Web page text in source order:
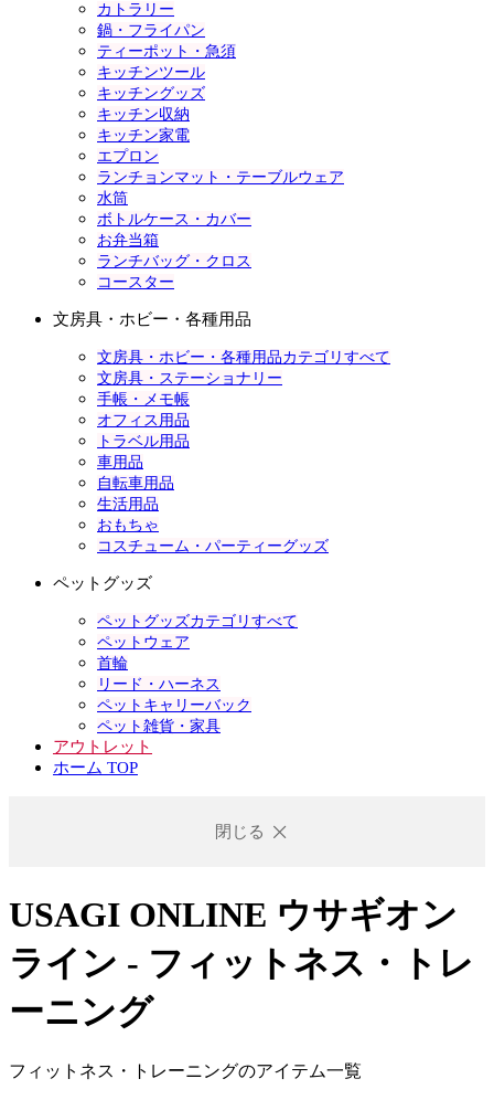
カトラリー
鍋・フライパン
ティーポット・急須
キッチンツール
キッチングッズ
キッチン収納
キッチン家電
エプロン
ランチョンマット・テーブルウェア
水筒
ボトルケース・カバー
お弁当箱
ランチバッグ・クロス
コースター
文房具・ホビー・各種用品
文房具・ホビー・各種用品カテゴリすべて
文房具・ステーショナリー
手帳・メモ帳
オフィス用品
トラベル用品
車用品
自転車用品
生活用品
おもちゃ
コスチューム・パーティーグッズ
ペットグッズ
ペットグッズカテゴリすべて
ペットウェア
首輪
リード・ハーネス
ペットキャリーバック
ペット雑貨・家具
アウトレット
ホーム TOP
閉じる
USAGI ONLINE ウサギオン
ライン - フィットネス・トレ
ーニング
フィットネス・トレーニングのアイテム一覧